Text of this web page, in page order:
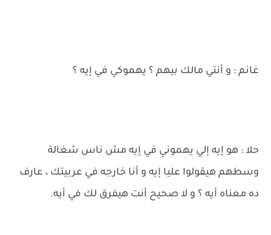
غانم : و أنتي مالك بيهم ؟ يهموكي في إيه ؟
حلا : هو إيه إلي يهموني في إيه مش ناس شغالة
وسطهم هيقولوا عليا إيه و أنا خارجه في عربيتك ، عارف
ده معناه أيه ؟ و لا صحيح أنت هيفرق لك في أيه.